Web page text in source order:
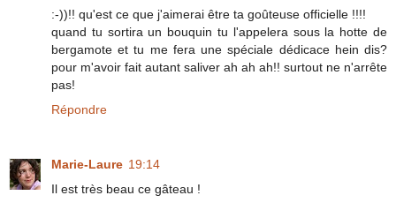
:-))!! qu'est ce que j'aimerai être ta goûteuse officielle !!!!
quand tu sortira un bouquin tu l'appelera sous la hotte de
bergamote et tu me fera une spéciale dédicace hein dis?
pour m'avoir fait autant saliver ah ah ah!! surtout ne n'arrête
pas!
Répondre
Marie-Laure 19:14
Il est très beau ce gâteau !